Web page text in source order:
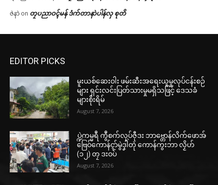
ဇဲနာဲ on တၠပညာဝၚ်မန် ဒံက်တာနာဲပါန်လှ စုတိ
EDITOR PICKS
မူးယစ်ဆေးဝါး ဖမ်းဆီးအရေးယူမှုလုပ်ငန်းစဉ်
များ ရှင်းလင်းပြတ်သားမှုမရှိသဖြင့် ဒေသခံ
များစိုးရိမ်
August 7, 2026
ပ္ဍဲကမ္မရဳ ကွဳစက်လုပ်ဇီုဒး ဘာဗ္တောန်လိက်ဖောအ်
ဗြေဝ်ကောန်ၚာ်မွဲဒၞါဲတုဲ ကောန်ကွးဘာ လၟိဟ်
(၁၂) တၠ ဒးဝပ်
August 7, 2026